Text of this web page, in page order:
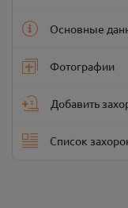
Основные
Фотографии
Добавить
Список